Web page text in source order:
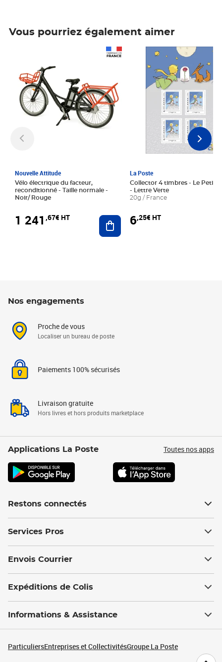
Vous pourriez également aimer
Nouvelle Attitude
Vélo électrique du facteur,
reconditionné - Taille normale -
Noir/ Rouge
1 241 ,67€ HT Ajouter au panier
La Poste
Collector 4 timbres - Le Petit
- Lettre Verte
20g / France
6,25€ HT
Prix 6,25€ HT
Nos engagements
Proche de vous
Localiser un bureau de poste
Paiements 100% sécurisés
Livraison gratuite
Hors livres et hors produits marketplace
Applications La Poste Toutes nos apps
Restons connectés
Services Pros
Envois Courrier
Expéditions de Colis
Informations & Assistance
ParticuliersEntreprises et CollectivitésGroupe La Poste